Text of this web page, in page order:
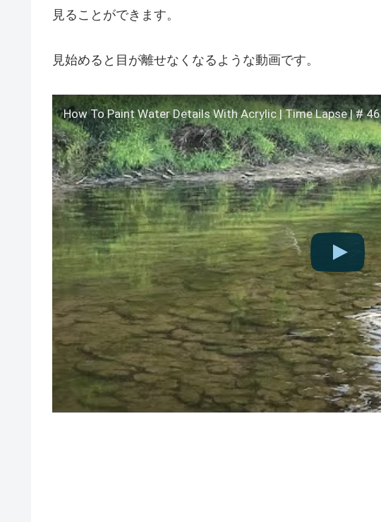
見ることができます。
見始めると目が離せなくなるような動画です。
How To Paint Water Details With Acrylic | Time Lapse | # 46